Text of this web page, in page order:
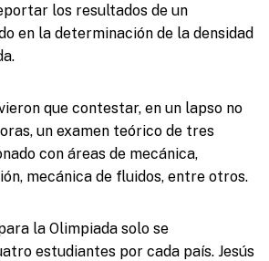
los resultados de un
en la determinación de la densidad
que contestar, en un lapso no
un examen teórico de tres
con áreas de mecánica,
mecánica de fluidos, entre otros.
la Olimpiada solo se
estudiantes por cada país. Jesús